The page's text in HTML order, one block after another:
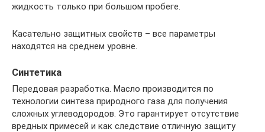
жидкость только при большом пробеге.
Касательно защитных свойств – все параметры
находятся на среднем уровне.
Синтетика
Передовая разработка. Масло производится по
технологии синтеза природного газа для получения
сложных углеводородов. Это гарантирует отсутствие
вредных примесей и как следствие отличную защиту